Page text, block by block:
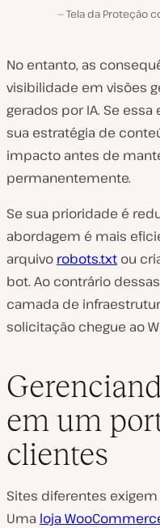
Tela da Proteção
No entanto, as
visibilidade em visões
gerados por IA. Se
sua estratégia de
impacto antes de
permanentemente.
Se sua prioridade é
abordagem é mais
arquivo robots.txt ou
bot. Ao contrário
camada de
solicitação chegue ao
em um
clientes
Sites diferentes
Uma loja